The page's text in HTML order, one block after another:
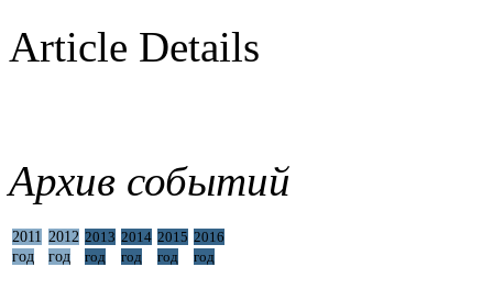
Article Details
Архив событий
2011
год
2012
год
2013
год
2014
год
2015
год
2016
год